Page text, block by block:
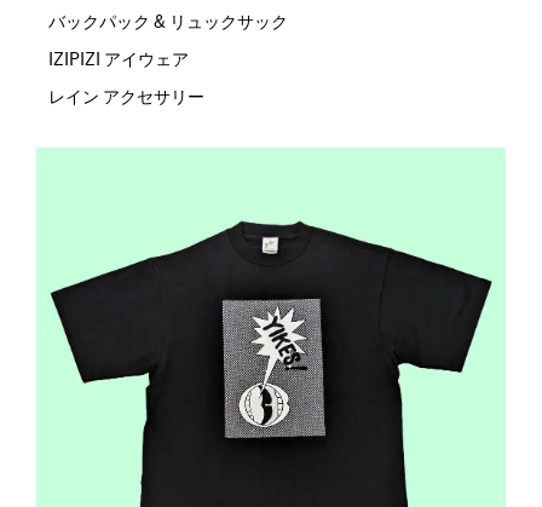
バックパック & リュックサック
IZIPIZI アイウェア
レイン アクセサリー